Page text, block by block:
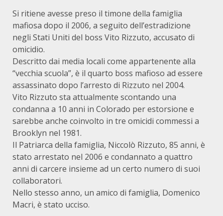
Si ritiene avesse preso il timone della famiglia
mafiosa dopo il 2006, a seguito dell’estradizione
negli Stati Uniti del boss Vito Rizzuto, accusato di
omicidio.
Descritto dai media locali come appartenente alla
“vecchia scuola”, è il quarto boss mafioso ad essere
assassinato dopo l’arresto di Rizzuto nel 2004.
Vito Rizzuto sta attualmente scontando una
condanna a 10 anni in Colorado per estorsione e
sarebbe anche coinvolto in tre omicidi commessi a
Brooklyn nel 1981.
Il Patriarca della famiglia, Niccolò Rizzuto, 85 anni, è
stato arrestato nel 2006 e condannato a quattro
anni di carcere insieme ad un certo numero di suoi
collaboratori.
Nello stesso anno, un amico di famiglia, Domenico
Macri, è stato ucciso.